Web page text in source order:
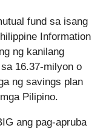
fund sa isang
Information
ng kanilang
16.37-milyon o
ng savings plan
Pilipino.
ang pag-apruba